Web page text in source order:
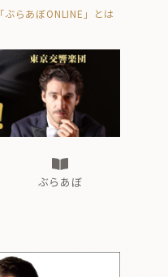
らあぼONLINE」とは
ぶらあぼ
ピアノ・オデッセイ